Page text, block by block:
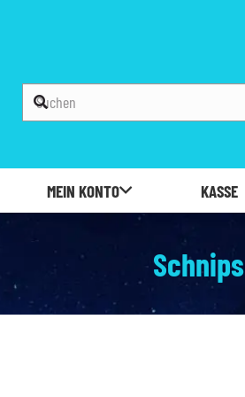
MEIN KONTO KASSE